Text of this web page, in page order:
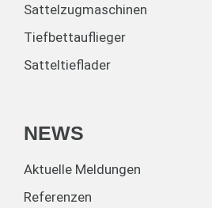
Sattelzugmaschinen
Tiefbettauflieger
Satteltieflader
NEWS
Aktuelle Meldungen
Referenzen